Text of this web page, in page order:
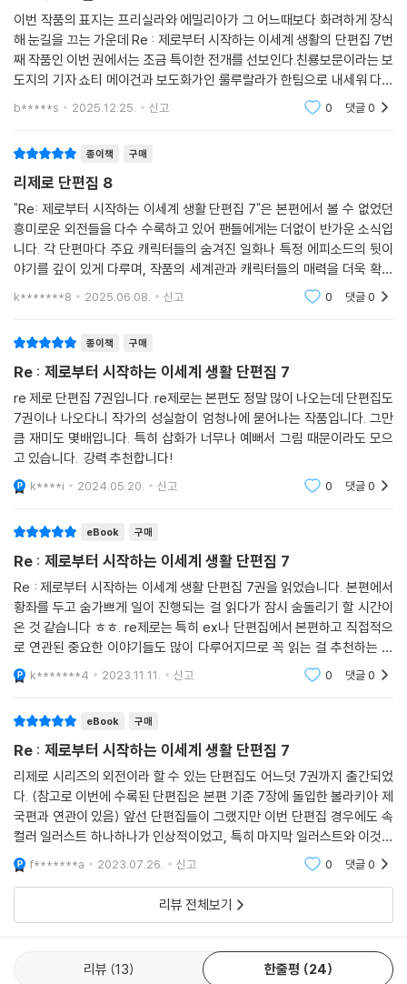
이번 작품의 표지는 프리실라와 에밀리아가 그 어느때보다 화려하게 장식
해 눈길을 끄는 가운데 Re : 제로부터 시작하는 이세계 생활의 단편집 7번
째 작품인 이번 권에서는 조금 특이한 전개를 선보인다.친룡보문이라는 보
도지의 기자 쇼티 메이건과 보도화가인 룰루랄라가 한팀으로 내세워 다섯
명의 왕선 후보자 크루쉬 칼스텐, 아나스타시아 호신, 프리실라 바리에르,
b*****s 2025.12.25. 신고 0 댓글0
종이책 구매
리제로 단편집 8
"Re: 제로부터 시작하는 이세계 생활 단편집 7"은 본편에서 볼 수 없었던
흥미로운 외전들을 다수 수록하고 있어 팬들에게는 더없이 반가운 소식입
니다. 각 단편마다 주요 캐릭터들의 숨겨진 일화나 특정 에피소드의 뒷이
야기를 깊이 있게 다루며, 작품의 세계관과 캐릭터들의 매력을 더욱 확장
시켜 줍니다. 특히, 짧지만 강렬한 에피소드들이 지루할 틈 없이 다음 이야
k*******8 2025.06.08. 신고 0 댓글0
종이책 구매
Re : 제로부터 시작하는 이세계 생활 단편집 7
re 제로 단편집 7권입니다. re제로는 본편도 정말 많이 나오는데 단편집도
7권이나 나오다니 작가의 성실함이 엄청나에 묻어나는 작품입니다. 그만
큼 재미도 몇배입니다. 특히 삽화가 너무나 예뻐서 그림 때문이라도 모으
고 있습니다. 강력 추천합니다!
k****i 2024.05.20. 신고 0 댓글0
eBook 구매
Re : 제로부터 시작하는 이세계 생활 단편집 7
Re : 제로부터 시작하는 이세계 생활 단편집 7권을 읽었습니다. 본편에서
황좌를 두고 숨가쁘게 일이 진행되는 걸 읽다가 잠시 숨돌리기 할 시간이
온 것 같습니다 ㅎㅎ. re제로는 특히 ex나 단편집에서 본편하고 직접적으
로 연관된 중요한 이야기들도 많이 다루어지므로 꼭 읽는 걸 추천하는 편
입니다. 구신장의 과거 이야기, 왕선후보들의 이야기 등 재밌는 이야기가
많이 수록되어 있
k*******4 2023.11.11. 신고 0 댓글0
eBook 구매
Re : 제로부터 시작하는 이세계 생활 단편집 7
리제로 시리즈의 외전이라 할 수 있는 단편집도 어느덧 7권까지 출간되었
다. (참고로 이번에 수록된 단편집은 본편 기준 7장에 돌입한 볼라키아 제
국편과 연관이 있음) 앞선 단편집들이 그랬지만 이번 단편집 경우에도 속
컬러 일러스트 하나하나가 인상적이었고, 특히 마지막 일러스트와 이것과
연관된 본편 장면이 이번 권에서 가장 기억에 남았던... (그래봤자 세 개의
챕터로 되어 있
f*******a 2023.07.26. 신고 0 댓글0
리뷰 전체보기
리뷰 13 한줄평 24